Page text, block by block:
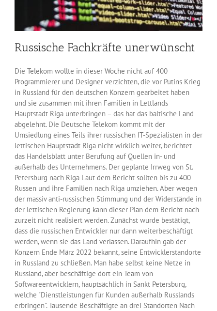
Russische Fachkräfte unerwünscht
Die Telekom wollte in dieser Woche nicht auf 400
Programmierer und Designer verzichten, die vor Putins Krieg
in Russland für den deutschen Konzern gearbeitet haben
und sie zusammen mit ihren Familien in Lettlands
Hauptstadt Riga unterbringen – das hat das baltische Land
abgelehnt. Die Deutsche Telekom kommt mit der
Umsiedlung eines Teils ihrer russischen IT-Spezialisten in der
lettischen Hauptstadt Riga nicht wirklich weiter, berichtet
das Handelsblatt unter Berufung auf Quellen in- und
außerhalb des Unternehmens. Der geplante Irrweg von St.
Petersburg nach Riga Laut dem Bericht sollten bis zu 400
Russen und ihre Familien nach Riga umziehen. Aber wegen
der massiv anti-russischen Stimmung und der Widerstände in
der lettischen Regierung kann dieser Plan dem Bericht nach
zurzeit nicht realisiert werden. Zunächst wurde bestätigt,
dass die russischen Entwickler nur dann weiterbeschäftigt
werden, wenn sie das Land verlassen. Daraufhin gab der
Konzern Ende März 2022 bekannt, seine Entwicklerstandorte
in Russland zu schließen. Man habe selbst keine Netze in
Russland, aber beschäftige dort ein Team von
Softwareentwicklern, hauptsächlich in Sankt Petersburg,
welche "Dienstleistungen für Kunden außerhalb Russlands
erbringen". Tausende Beschäftigte an drei Standorten Nach